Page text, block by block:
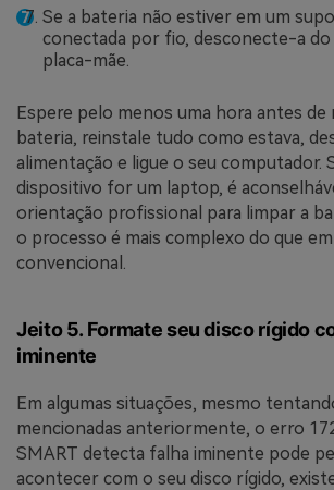
Se a bateria não estiver em um
conectada por fio, desconecte-a do
placa-mãe.
Espere pelo menos uma hora antes de
bateria, reinstale tudo como estava,
alimentação e ligue o seu computador.
dispositivo for um laptop, é
orientação profissional para limpar a
o processo é mais complexo do que
convencional.
Jeito 5. Formate seu disco rígido
iminente
Em algumas situações, mesmo
mencionadas anteriormente, o erro
SMART detecta falha iminente pode
acontecer com o seu disco rígido,